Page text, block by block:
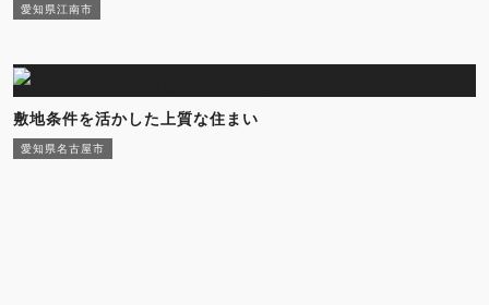
愛知県江南市
敷地条件を活かした上質な住まい
愛知県名古屋市